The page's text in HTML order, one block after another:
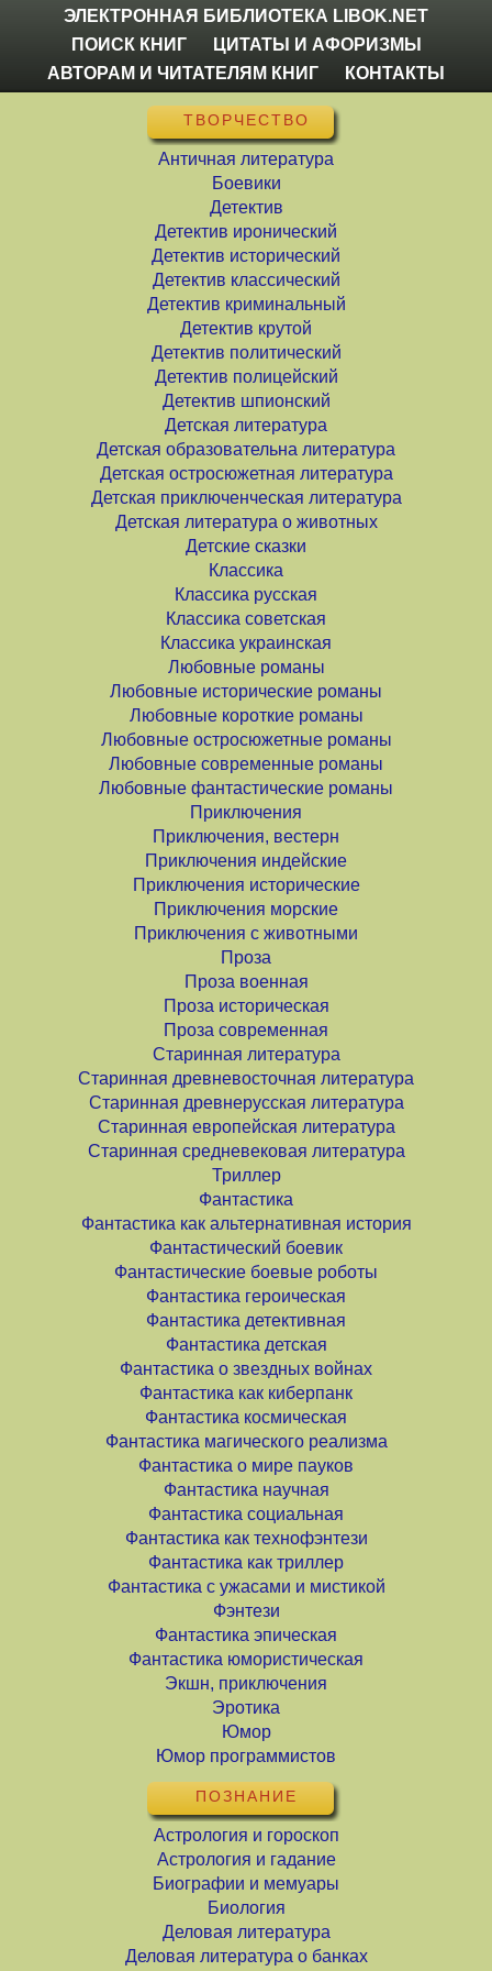
ЭЛЕКТРОННАЯ БИБЛИОТЕКА LIBOK.NET
ПОИСК КНИГ
ЦИТАТЫ И АФОРИЗМЫ
АВТОРАМ И ЧИТАТЕЛЯМ КНИГ
КОНТАКТЫ
ТВОРЧЕСТВО
Античная литература
Боевики
Детектив
Детектив иронический
Детектив исторический
Детектив классический
Детектив криминальный
Детектив крутой
Детектив политический
Детектив полицейский
Детектив шпионский
Детская литература
Детская образовательна литература
Детская остросюжетная литература
Детская приключенческая литература
Детская литература о животных
Детские сказки
Классика
Классика русская
Классика советская
Классика украинская
Любовные романы
Любовные исторические романы
Любовные короткие романы
Любовные остросюжетные романы
Любовные современные романы
Любовные фантастические романы
Приключения
Приключения, вестерн
Приключения индейские
Приключения исторические
Приключения морские
Приключения с животными
Проза
Проза военная
Проза историческая
Проза современная
Старинная литература
Старинная древневосточная литература
Старинная древнерусская литература
Старинная европейская литература
Старинная средневековая литература
Триллер
Фантастика
Фантастика как альтернативная история
Фантастический боевик
Фантастические боевые роботы
Фантастика героическая
Фантастика детективная
Фантастика детская
Фантастика о звездных войнах
Фантастика как киберпанк
Фантастика космическая
Фантастика магического реализма
Фантастика о мире пауков
Фантастика научная
Фантастика социальная
Фантастика как технофэнтези
Фантастика как триллер
Фантастика с ужасами и мистикой
Фэнтези
Фантастика эпическая
Фантастика юмористическая
Экшн, приключения
Эротика
Юмор
Юмор программистов
ПОЗНАНИЕ
Астрология и гороскоп
Астрология и гадание
Биографии и мемуары
Биология
Деловая литература
Деловая литература о банках